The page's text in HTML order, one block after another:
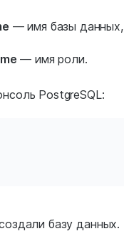
— имя базы данных,
— имя роли.
PostgreSQL:
базу данных.